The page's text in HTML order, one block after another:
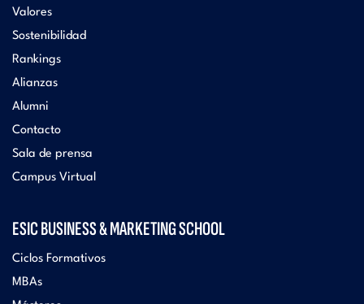
Valores
Sostenibilidad
Rankings
Alianzas
Alumni
Contacto
Sala de prensa
Campus Virtual
ESIC BUSINESS & MARKETING SCHOOL
Ciclos Formativos
MBAs